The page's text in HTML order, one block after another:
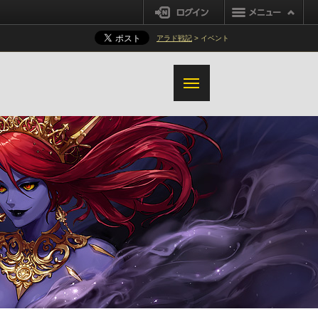
ログイン
アラド戦記 > イベント
ストーリー
概要
レイド入場
レイド基本ルール
レイドシステム
レイドダンジョン
概要
共通
キャラクター情報ウィンドウ改編
アイテムツールチップ改編
スキルUI改編
追加の利便性改善
追加変更事項
ワールド及びダンジョン
決闘場キャラクターバランス
クライアントトレイ